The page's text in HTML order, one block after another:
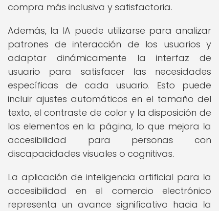
compra más inclusiva y satisfactoria.
Además, la IA puede utilizarse para analizar
patrones de interacción de los usuarios y
adaptar dinámicamente la interfaz de
usuario para satisfacer las necesidades
específicas de cada usuario. Esto puede
incluir ajustes automáticos en el tamaño del
texto, el contraste de color y la disposición de
los elementos en la página, lo que mejora la
accesibilidad para personas con
discapacidades visuales o cognitivas.
La aplicación de inteligencia artificial para la
accesibilidad en el comercio electrónico
representa un avance significativo hacia la